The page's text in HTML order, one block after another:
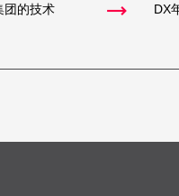
团的技术 DX